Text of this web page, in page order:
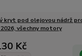
kryt pod olejovou nádrž
2026, všechny motory
Kč